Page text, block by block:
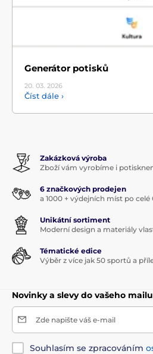
Generátor potisků
20. 03. 2026
Číst dále ›
Zakázková výroba
Zboží vám vyrobíme i
6 značkových prodejen
a 1000 + výdejních míst po celé
Unikátní sortiment
Moderní design a materiály
Tématické edice
Výběr z více jak 50 sportů a
Novinky a slevy do vašeho mailu
Zde napište váš e-mail
Souhlasím se zpracováním